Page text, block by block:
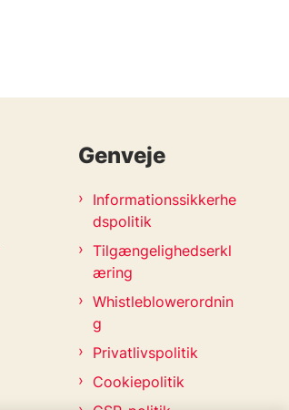
Genveje
Informationssikkerhe
dspolitik
Tilgængelighedserkl
æring
Whistleblowerordnin
g
Privatlivspolitik
Cookiepolitik